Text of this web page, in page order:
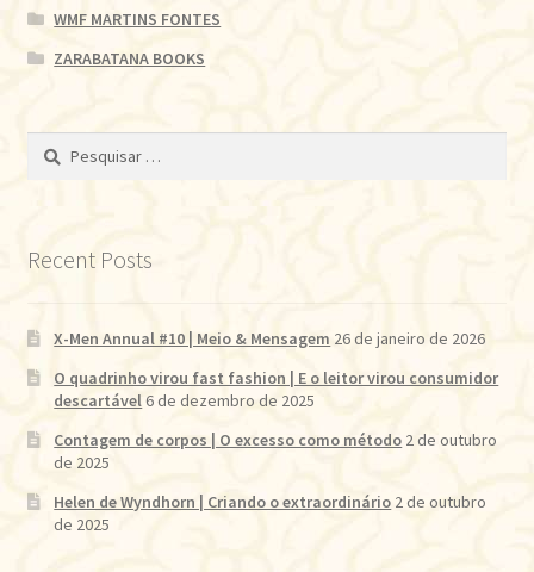
WMF MARTINS FONTES
ZARABATANA BOOKS
Pesquisar
Recent Posts
X-Men Annual #10 | Meio & Mensagem 26 de janeiro de 2026
O quadrinho virou fast fashion | E o leitor virou consumidor
descartável6 de dezembro de 2025
Contagem de corpos | O excesso como método 2 de outubro
de 2025
Helen de Wyndhorn | Criando o extraordinário 2 de outubro
de 2025